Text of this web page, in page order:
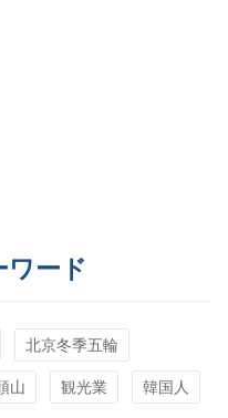
ワード
北京冬季五輪
山 観光業 韓国人